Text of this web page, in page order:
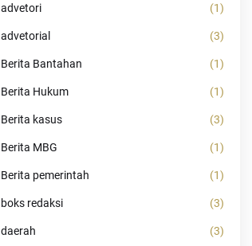
advetori (1)
advetorial (3)
Berita Bantahan (1)
Berita Hukum (1)
Berita kasus (3)
Berita MBG (1)
Berita pemerintah (1)
boks redaksi (3)
daerah (3)